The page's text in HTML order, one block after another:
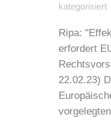
kategorisiert
Ripa:
erfordert
22.02.23)